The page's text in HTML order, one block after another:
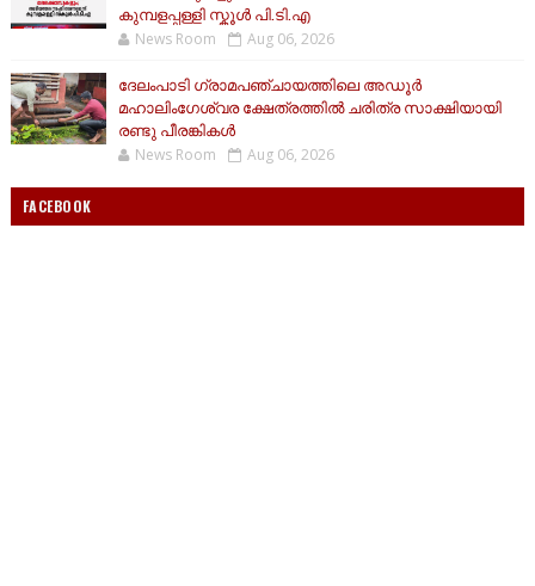
കുമ്പളപ്പള്ളി സ്കൂൾ പി.ടി.എ
News Room Aug 06, 2026
ദേലംപാടി ഗ്രാമപഞ്ചായത്തിലെ അഡൂർ
മഹാലിംഗേശ്വര ക്ഷേത്രത്തിൽ ചരിത്ര സാക്ഷിയായി
രണ്ടു പീരങ്കികൾ
News Room Aug 06, 2026
FACEBOOK